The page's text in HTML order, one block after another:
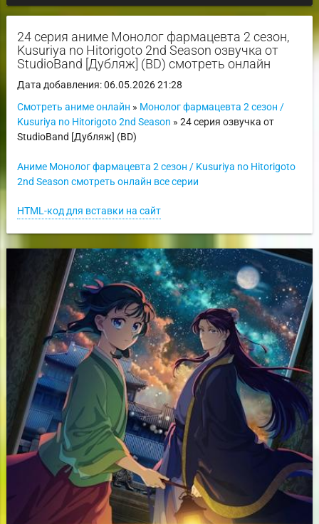
24 серия аниме Монолог фармацевта 2 сезон,
Kusuriya no Hitorigoto 2nd Season озвучка от
StudioBand [Дубляж] (BD) смотреть онлайн
Дата добавления: 06.05.2026 21:28
Смотреть аниме онлайн » Монолог фармацевта 2 сезон /
Kusuriya no Hitorigoto 2nd Season » 24 серия озвучка от
StudioBand [Дубляж] (BD)
Аниме Монолог фармацевта 2 сезон / Kusuriya no Hitorigoto
2nd Season смотреть онлайн все серии
HTML-код для вставки на сайт